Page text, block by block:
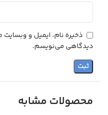
ذخیره نام، ایمیل و وبسایت
دیدگاهی می‌نویسم.
محصولات مشابه